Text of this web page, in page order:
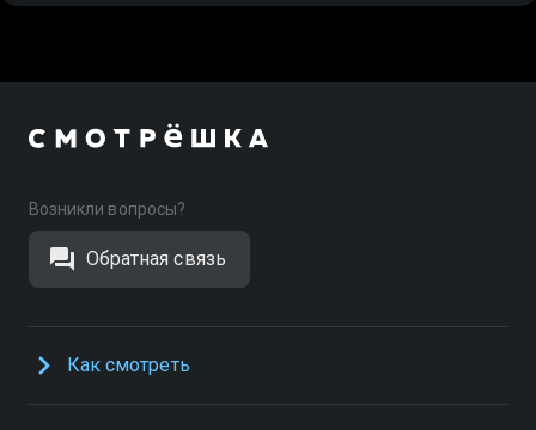
Возникли вопросы?
Обратная связь
Как смотреть